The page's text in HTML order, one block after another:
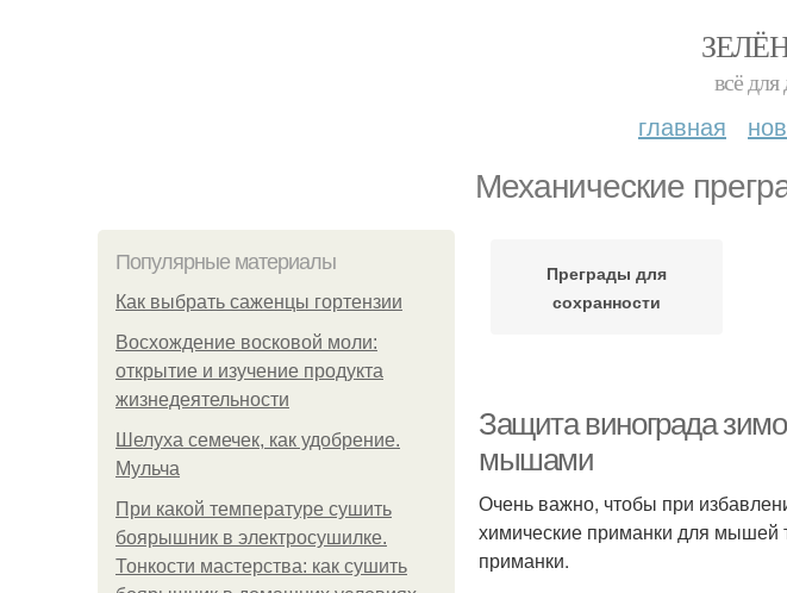
всё для
главная
Механические
Популярные материалы
Как выбрать саженцы гортензии
Восхождение восковой моли:
открытие и изучение продукта
жизнедеятельности
Шелуха семечек, как удобрение.
Мульча
При какой температуре сушить
боярышник в электросушилке.
Тонкости мастерства: как сушить
Преграды для
сохранности
Защита винограда
мышами
Очень важно, чтобы при
химические приманки для
приманки.